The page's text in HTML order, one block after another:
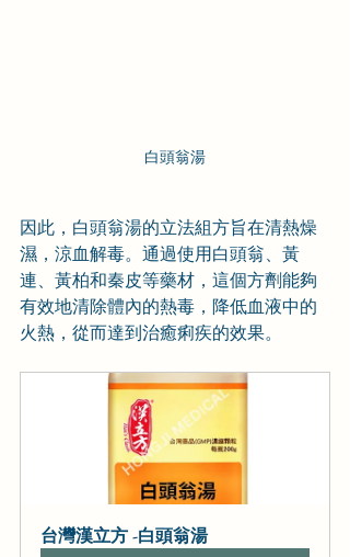
白頭翁湯
因此，白頭翁湯的立法組方旨在清熱燥
濕，涼血解毒。通過使用白頭翁、黃
連、黃柏和秦皮等藥材，這個方劑能夠
有效地清除體內的熱毒，降低血液中的
火熱，從而達到治癒痢疾的效果。
台灣漢立方 -白頭翁湯